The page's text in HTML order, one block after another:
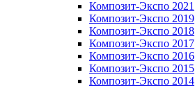
Композит-Экспо 2021
Композит-Экспо 2019
Композит-Экспо 2018
Композит-Экспо 2017
Композит-Экспо 2016
Композит-Экспо 2015
Композит-Экспо 2014